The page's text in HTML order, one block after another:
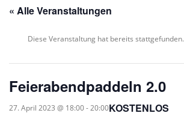
VERLEIH, TOUREN UND SUP
« Alle Veranstaltungen
Diese Veranstaltung hat bereits stattgefunden.
Feierabendpaddeln 2.0
27. April 2023 @ 18:00-20:00KOSTENLOS